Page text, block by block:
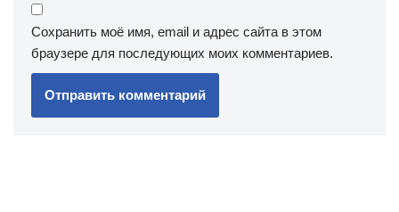
Сохранить моё имя, email и адрес сайта в этом
браузере для последующих моих комментариев.